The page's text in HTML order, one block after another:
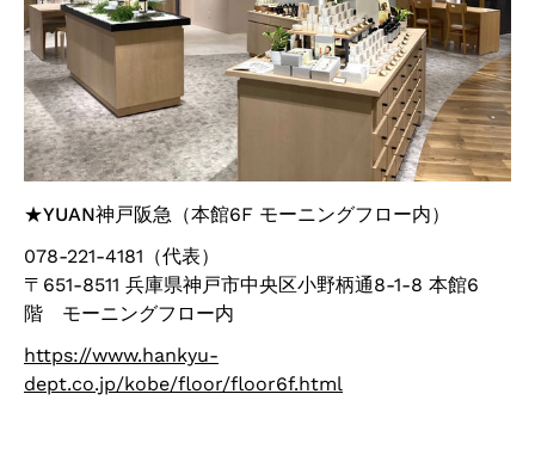
★YUAN神戸阪急
（本館6F モーニングフロー内）
078-221-4181（代表）
〒651-8511 兵庫県神戸市中央区小野柄通8-1-8 本館6
階 モーニングフロー内
https://www.hankyu-
dept.co.jp/kobe/floor/floor6f.html